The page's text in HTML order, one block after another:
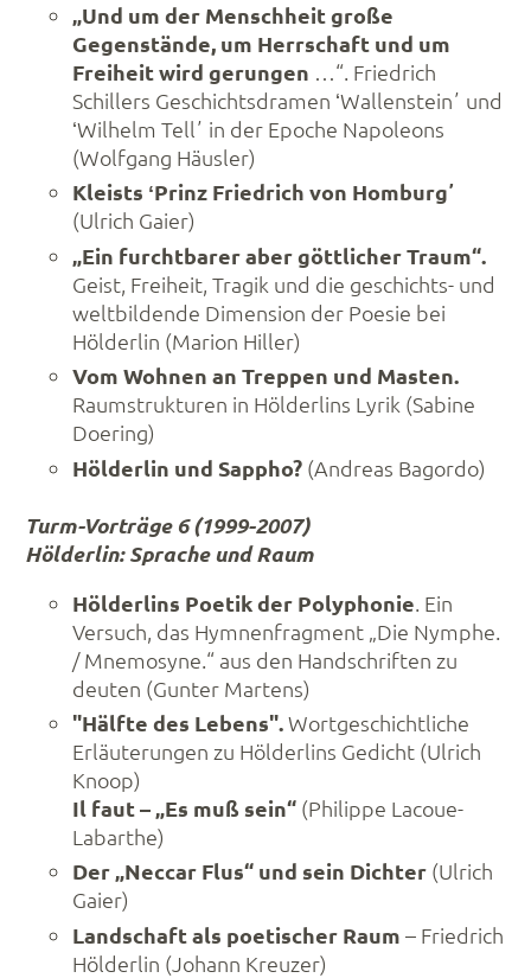
„Und um der Menschheit große
Gegenstände, um Herrschaft und um
Freiheit wird gerungen …“. Friedrich
Schillers Geschichtsdramen ʻWallensteinʼ und
ʻWilhelm Tellʼ in der Epoche Napoleons
(Wolfgang Häusler)
Kleists ʻPrinz Friedrich von Homburgʼ
(Ulrich Gaier)
„Ein furchtbarer aber göttlicher Traum“.
Geist, Freiheit, Tragik und die geschichts- und
weltbildende Dimension der Poesie bei
Hölderlin (Marion Hiller)
Vom Wohnen an Treppen und Masten.
Raumstrukturen in Hölderlins Lyrik (Sabine
Doering)
Hölderlin und Sappho? (Andreas Bagordo)
Turm-Vorträge 6 (1999-2007)
Hölderlin: Sprache und Raum
Hölderlins Poetik der Polyphonie . Ein
Versuch, das Hymnenfragment „Die Nymphe.
/ Mnemosyne.“ aus den Handschriften zu
deuten (Gunter Martens)
"Hälfte des Lebens".Wortgeschichtliche
Erläuterungen zu Hölderlins Gedicht (Ulrich
Knoop)
Il faut – „Es muß sein“ (Philippe Lacoue-
Labarthe)
Der „Neccar Flus“ und sein Dichter (Ulrich
Gaier)
Landschaft als poetischer Raum – Friedrich
Hölderlin (Johann Kreuzer)